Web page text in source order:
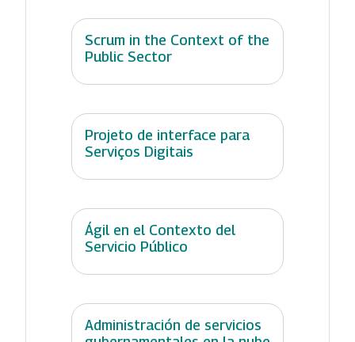
Scrum in the Context of the
Public Sector
Projeto de interface para
Serviços Digitais
Ágil en el Contexto del
Servicio Público
Administración de servicios